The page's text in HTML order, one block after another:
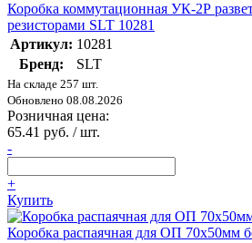
Коробка коммутационная УК-2Р
резисторами SLT 10281
Артикул: 10281
Бренд:
SLT
На складе 257 шт.
Обновлено 08.08.2026
Розничная цена:
65.41 руб. / шт.
-
+
Купить
Коробка распаячная для ОП 70х50мм